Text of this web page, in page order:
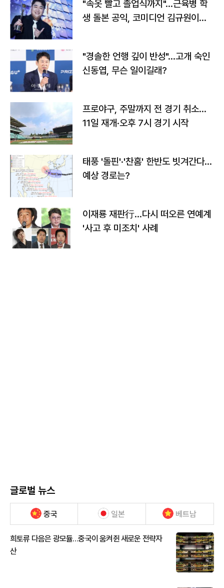
"속옷 빨고 졸업식까지"…근육병 학
생 돌본 공익, 코미디언 김규원이었
"경솔한 언행 깊이 반성"…고개 숙인
신동엽, 무슨 일이길래?
프로야구, 주말까지 전 경기 취소…
11일 재개·오후 7시 경기 시작
태풍 '돌핀'·'찬홈' 한반도 빗겨간다…
예상 경로는?
이재룡 재판行…다시 떠오른 연예계
'사고 후 미조치' 사례
글로벌 뉴스
중국 일본 베트남
희토류 다음은 광모듈…중국이 움켜쥔 새로운 전략자
산